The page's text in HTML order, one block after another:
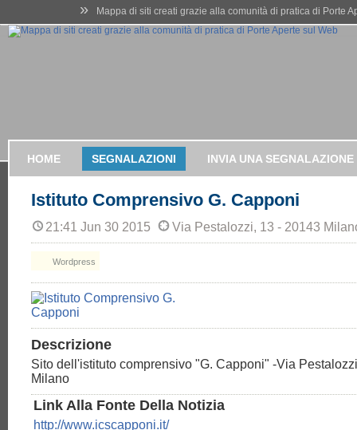
» Mappa di siti creati grazie alla comunità di pratica di Porte
HOME SEGNALAZIONI INVIA UNA SEGNALAZIONE
Istituto Comprensivo G. Capponi
21:41 Jun 30 2015 Via Pestalozzi, 13 - 20143
Wordpress
Descrizione
Sito dell'istituto comprensivo "G. Capponi" -Via
Milano
Link Alla Fonte Della Notizia
http://www.icscapponi.it/